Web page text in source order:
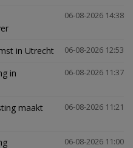
06-08-2026 14:38
06-08-2026 12:53
in Utrecht
06-08-2026 11:37
in
06-08-2026 11:21
maakt
06-08-2026 11:00